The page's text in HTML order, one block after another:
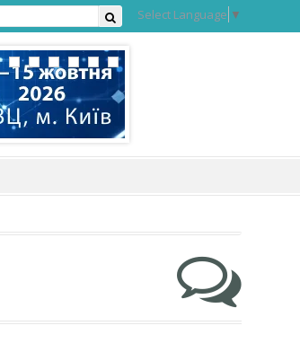
Select Language ▼